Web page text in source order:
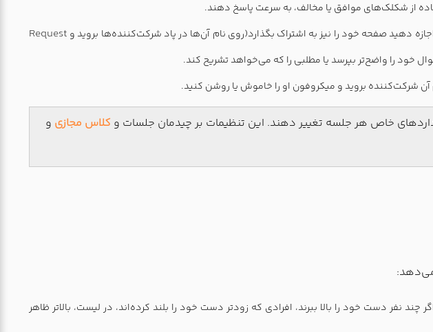
از شکلک‌های موافق یا مخالف، به سرعت پاسخ دهند.
دهید صفحه خود را نیز به اشتراک بگذارد(روی نام آن‌ها در پاد شرکت‌کننده‌ها بروید و Request
خود را واضح‌تر بپرسد یا مطلبی را که می‌خواهد تشریح کند.
آن شرکت‌کننده بروید و میکروفون او را خاموش یا روشن کنید.
خاص هر جلسه تغییر دهند. این تنظیمات بر چیدمان جلسات و کلاس مجازی و
می‌دهد:
چند نفر دست خود را بالا ببرند، افرادی که زودتر دست خود را بلند کرده‌اند، در لیست، بالاتر ظاهر